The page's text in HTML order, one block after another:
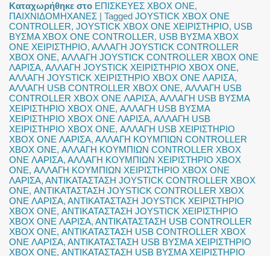
Καταχωρήθηκε στο ΕΠΙΣΚΕΥΕΣ XBOX ONE,
ΠΑΙΧΝΙΔΟΜΗΧΑΝΕΣ |Tagged JOYSTICK XBOX ONE
CONTROLLER,JOYSTICK XBOX ONE ΧΕΙΡΙΣΤΗΡΙΟ, USB
ΒΥΣΜΑ XBOX ONE CONTROLLER, USB ΒΥΣΜΑ XBOX
ONE ΧΕΙΡΙΣΤΗΡΙΟ,ΑΛΛΑΓΗ JOYSTICK CONTROLLER
XBOX ONE,ΑΛΛΑΓΗ JOYSTICK CONTROLLER XBOX ONE
ΛΑΡΙΣΑ,ΑΛΛΑΓΗ JOYSTICK ΧΕΙΡΙΣΤΗΡΙΟ XBOX ONE,
ΑΛΛΑΓΗ JOYSTICK ΧΕΙΡΙΣΤΗΡΙΟ XBOX ONE ΛΑΡΙΣΑ,
ΑΛΛΑΓΗ USB CONTROLLER XBOX ONE,ΑΛΛΑΓΗ USB
CONTROLLER XBOX ONE ΛΑΡΙΣΑ,ΑΛΛΑΓΗ USB ΒΥΣΜΑ
ΧΕΙΡΙΣΤΗΡΙΟ XBOX ONE,ΑΛΛΑΓΗ USB ΒΥΣΜΑ
ΧΕΙΡΙΣΤΗΡΙΟ XBOX ONE ΛΑΡΙΣΑ,ΑΛΛΑΓΗ USB
ΧΕΙΡΙΣΤΗΡΙΟ XBOX ONE,ΑΛΛΑΓΗ USB ΧΕΙΡΙΣΤΗΡΙΟ
XBOX ONE ΛΑΡΙΣΑ,ΑΛΛΑΓΗ ΚΟΥΜΠΙΩΝ CONTROLLER
XBOX ONE,ΑΛΛΑΓΗ ΚΟΥΜΠΙΩΝ CONTROLLER XBOX
ONE ΛΑΡΙΣΑ,ΑΛΛΑΓΗ ΚΟΥΜΠΙΩΝ ΧΕΙΡΙΣΤΗΡΙΟ XBOX
ONE,ΑΛΛΑΓΗ ΚΟΥΜΠΙΩΝ ΧΕΙΡΙΣΤΗΡΙΟ XBOX ONE
ΛΑΡΙΣΑ,ΑΝΤΙΚΑΤΑΣΤΑΣΗ JOYSTICK CONTROLLER XBOX
ONE,ΑΝΤΙΚΑΤΑΣΤΑΣΗ JOYSTICK CONTROLLER XBOX
ONE ΛΑΡΙΣΑ,ΑΝΤΙΚΑΤΑΣΤΑΣΗ JOYSTICK ΧΕΙΡΙΣΤΗΡΙΟ
XBOX ONE,ΑΝΤΙΚΑΤΑΣΤΑΣΗ JOYSTICK ΧΕΙΡΙΣΤΗΡΙΟ
XBOX ONE ΛΑΡΙΣΑ,ΑΝΤΙΚΑΤΑΣΤΑΣΗ USB CONTROLLER
XBOX ONE,ΑΝΤΙΚΑΤΑΣΤΑΣΗ USB CONTROLLER XBOX
ONE ΛΑΡΙΣΑ,ΑΝΤΙΚΑΤΑΣΤΑΣΗ USB ΒΥΣΜΑ ΧΕΙΡΙΣΤΗΡΙΟ
XBOX ONE,ΑΝΤΙΚΑΤΑΣΤΑΣΗ USB ΒΥΣΜΑ ΧΕΙΡΙΣΤΗΡΙΟ